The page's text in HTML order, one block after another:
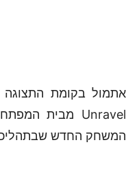
המשחק החדש שבתהליכי